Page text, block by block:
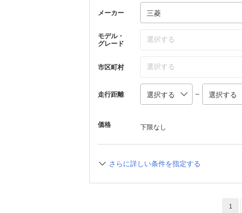
メーカー
モデル・
グレード
選択する
市区町村 選択する
走行距離 ～
価格 下限なし
さらに詳しい条件を指定する
1